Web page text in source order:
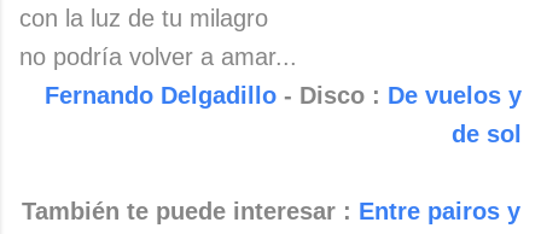
con la luz de tu milagro
no podría volver a amar...
Fernando Delgadillo - Disco : De vuelos y
de sol
También te puede interesar : Entre pairos y